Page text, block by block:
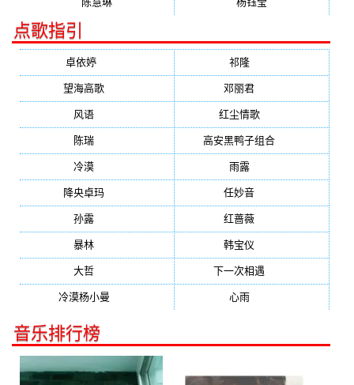
点歌指引
卓依婷 祁隆(647)
望海高歌 邓丽君
风语 红尘情歌(472)
陈瑞 高安黑鸭子组合
冷漠 雨露(350)
降央卓玛 任妙音
孙露 红蔷薇
暴林 韩宝仪
大哲 下一次相遇
冷漠杨小曼 心雨(232)
音乐排行榜